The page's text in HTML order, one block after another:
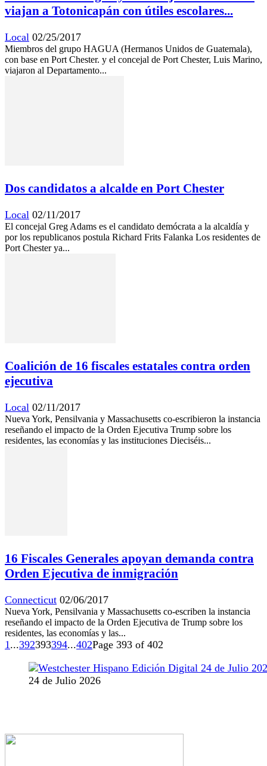
viajan a Totonicapán con útiles escolares...
Local 02/25/2017
Miembros del grupo HAGUA (Hermanos Unidos de Guatemala),
con base en Port Chester. y el concejal de Port Chester, Luis Marino,
viajaron al Departamento...
Dos candidatos a alcalde en Port Chester
Local 02/11/2017
El concejal Greg Adams es el candidato demócrata a la alcaldía y
por los republicanos postula Richard Frits Falanka Los residentes de
Port Chester ya...
Coalición de 16 fiscales estatales contra orden
ejecutiva
Local 02/11/2017
Nueva York, Pensilvania y Massachusetts co-escribieron la instancia
reseñando el impacto de la Orden Ejecutiva Trump sobre los
residentes, las economías y las instituciones Dieciséis...
16 Fiscales Generales apoyan demanda contra
Orden Ejecutiva de inmigración
Connecticut 02/06/2017
Nueva York, Pensilvania y Massachusetts co-escriben la instancia
reseñando el impacto de la Orden Ejecutiva de Trump sobre los
residentes, las economías y las...
1...392393394...402Page 393 of 402
24 de Julio 2026